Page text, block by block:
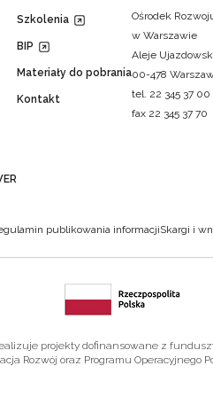
Szkolenia
BIP
Materiały do pobrania
Kontakt
Ośrodek
w Warszawie
Aleje
00-478
tel. 22 345 37 00
fax 22 345 37 70
publikowania informacjiSkargi i
projekty dofinansowane z
Rozwój oraz Programu Operacyjnego